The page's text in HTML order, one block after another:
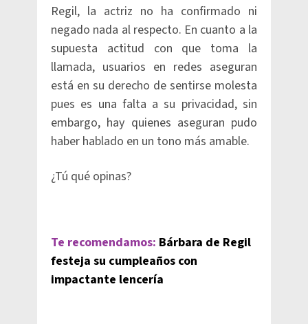
Regil, la actriz no ha confirmado ni
negado nada al respecto. En cuanto a la
supuesta actitud con que toma la
llamada, usuarios en redes aseguran
está en su derecho de sentirse molesta
pues es una falta a su privacidad, sin
embargo, hay quienes aseguran pudo
haber hablado en un tono más amable.
¿Tú qué opinas?
Te recomendamos: Bárbara de Regil
festeja su cumpleaños con
impactante lencería